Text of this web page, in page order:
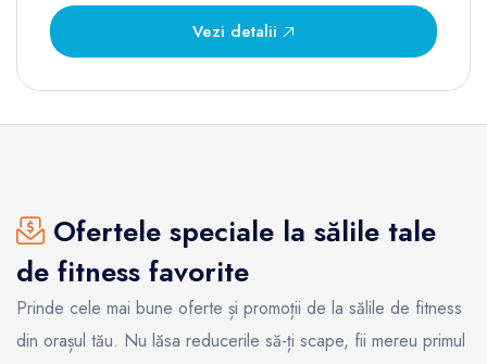
Vezi detalii
Ofertele speciale la sălile tale
de fitness favorite
Prinde cele mai bune oferte și promoții de la sălile de fitness
din orașul tău. Nu lăsa reducerile să-ți scape, fii mereu primul